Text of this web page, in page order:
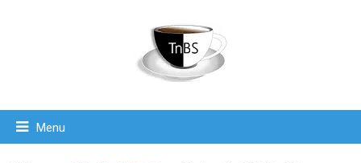
Menu